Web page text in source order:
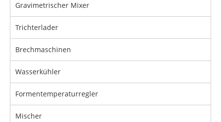
Gravimetrischer Mixer
Trichterlader
Brechmaschinen
Wasserkühler
Formentemperaturregler
Mischer